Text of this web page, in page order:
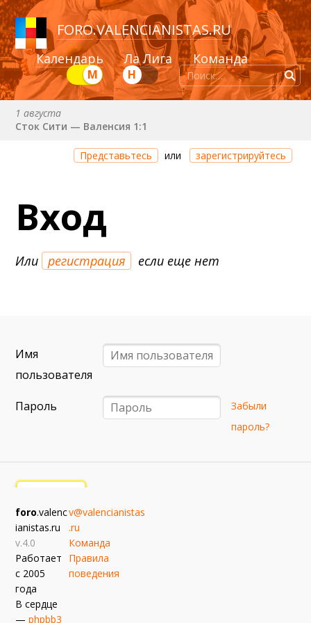
FORO.VALENCIANISTAS.RU
Календарь Ла Лига Команда
Н
М
1 августа
Сток Сити — Валенсия 1:1
Через 2 дня 6 часов 37 минут
Валенсия — Ньюкасл
Валенсия — Сельта
25 августа (вт) в 21:00 (исп)
30 августа (вс) в 19:30 (исп)
примерно 13 сентября
Севилья — Валенсия
примерно 16 сентября
Алавес — Валенсия
Расинг — Валенсия
примерно 18 октября
Валенсия — Атлетик
Представьтесь или зарегистрируйтесь
Вход
Или регистрация если еще нет
Имя
пользователя
Пароль
Забыли
пароль?
foro.valenc
ianistas.ru
v.4.0
Работает
с 2005
года
В сердце
—phpbb3
v@valencianistas
.ru
Команда
Правила
поведения